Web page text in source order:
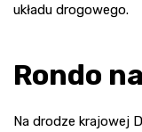
układu drogowego.
Rondo
Na drodze krajowej